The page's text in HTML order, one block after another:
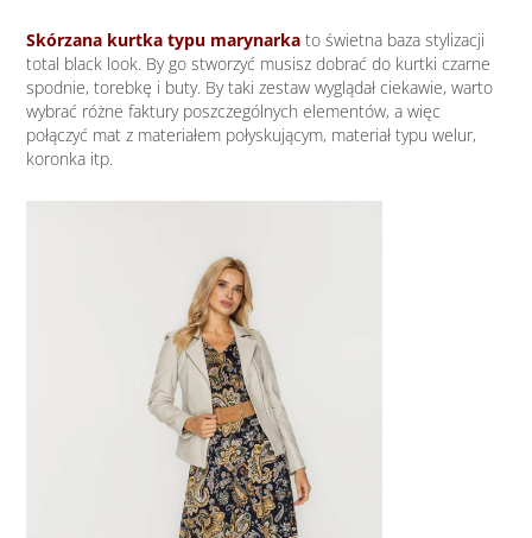
Skórzana kurtka typu marynarka to świetna baza stylizacji
total black look. By go stworzyć musisz dobrać do kurtki czarne
spodnie, torebkę i buty. By taki zestaw wyglądał ciekawie, warto
wybrać różne faktury poszczególnych elementów, a więc
połączyć mat z materiałem połyskującym, materiał typu welur,
koronka itp.